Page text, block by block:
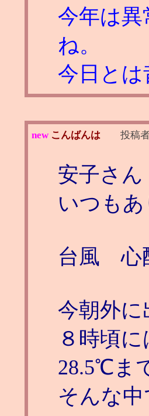
今年は
ね。
今日と
new こんばんは 投稿者
安子さ
いつも
台風 心
今朝外
８時頃に
28.5℃ま
そんな